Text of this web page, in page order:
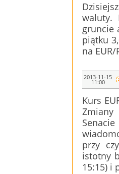
waluty.
gruncie
piątku
na EUR/
2013-11-15
11:00
Kurs
Zmiany
przy
istotny
15:15) i